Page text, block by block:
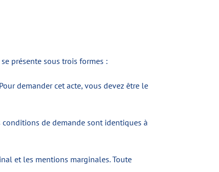
présente sous trois formes :
demander cet acte, vous devez être le
de demande sont identiques à
et les mentions marginales. Toute